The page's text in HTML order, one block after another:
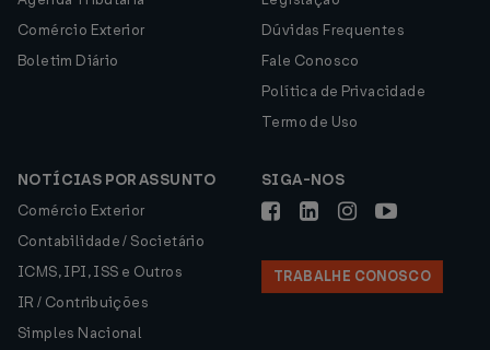
Comércio Exterior
Boletim Diário
Dúvidas Frequentes
Fale Conosco
Política de Privacidade
Termo de Uso
NOTÍCIAS POR ASSUNTO
Comércio Exterior
Contabilidade / Societário
ICMS, IPI, ISS e Outros
IR / Contribuições
Simples Nacional
SIGA-NOS
TRABALHE CONOSCO